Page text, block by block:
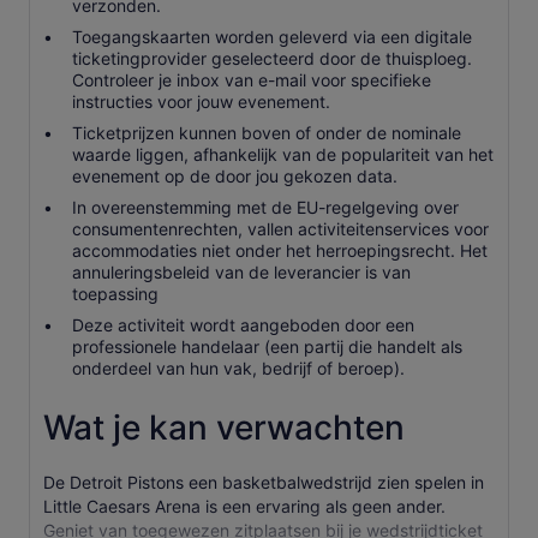
verzonden.
Toegangskaarten worden geleverd via een digitale
ticketingprovider geselecteerd door de thuisploeg.
Controleer je inbox van e-mail voor specifieke
instructies voor jouw evenement.
Ticketprijzen kunnen boven of onder de nominale
waarde liggen, afhankelijk van de populariteit van het
evenement op de door jou gekozen data.
In overeenstemming met de EU-regelgeving over
consumentenrechten, vallen activiteitenservices voor
accommodaties niet onder het herroepingsrecht. Het
annuleringsbeleid van de leverancier is van
toepassing
Deze activiteit wordt aangeboden door een
professionele handelaar (een partij die handelt als
onderdeel van hun vak, bedrijf of beroep).
Wat je kan verwachten
De Detroit Pistons een basketbalwedstrijd zien spelen in
Little Caesars Arena is een ervaring als geen ander.
Geniet van toegewezen zitplaatsen bij je wedstrijdticket